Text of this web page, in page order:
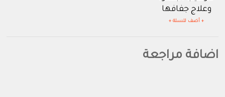
وعلاج جفافها
+ أضف للسلة +
اضافة مراجعة